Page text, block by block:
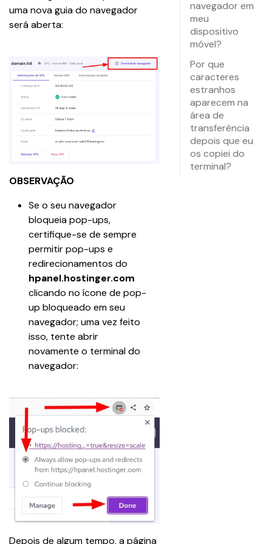
uma nova guia do navegador
será aberta:
OBSERVAÇÃO
Se o seu navegador
bloqueia pop-ups,
certifique-se de sempre
permitir pop-ups e
redirecionamentos do
hpanel.hostinger.com
clicando no ícone de pop-
up bloqueado em seu
navegador; uma vez feito
isso, tente abrir
novamente o terminal do
navegador:
Depois de algum tempo, a página
navegador em
meu
dispositivo
móvel?
Por que
caracteres
estranhos
aparecem na
área de
transferência
depois que eu
os copiei do
terminal?